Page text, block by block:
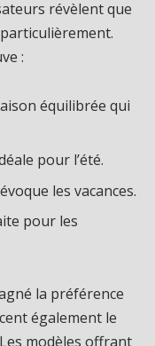
révèlent que
:
équilibrée qui
pour l’été.
les vacances.
pour les
la préférence
également le
modèles offrant